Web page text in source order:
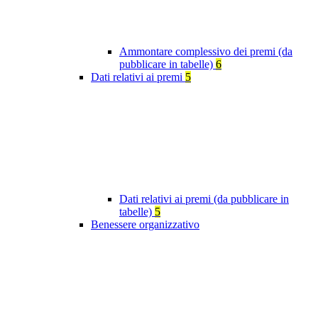
Ammontare complessivo dei premi (da
pubblicare in tabelle) 6
Dati relativi ai premi 5
Dati relativi ai premi (da pubblicare in
tabelle) 5
Benessere organizzativo